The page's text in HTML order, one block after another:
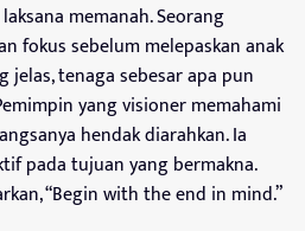
memanah. Seorang
fokus sebelum melepaskan anak
jelas, tenaga sebesar apa pun
yang visioner memahami
hendak diarahkan. Ia
pada tujuan yang bermakna.
“Begin with the end in mind.”